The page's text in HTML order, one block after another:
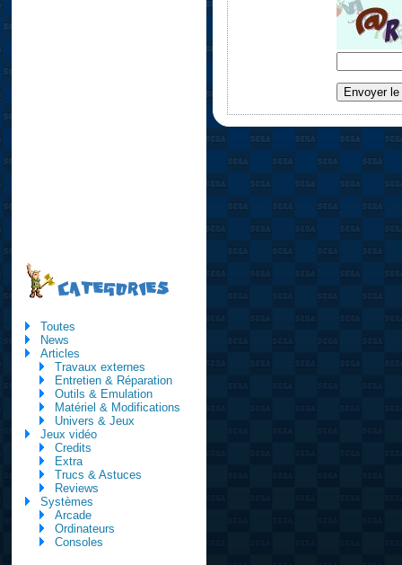
CATEGORIES
Toutes
News
Articles
Travaux externes
Entretien & Réparation
Outils & Emulation
Matériel & Modifications
Univers & Jeux
Jeux vidéo
Credits
Extra
Trucs & Astuces
Reviews
Systèmes
Arcade
Ordinateurs
Consoles